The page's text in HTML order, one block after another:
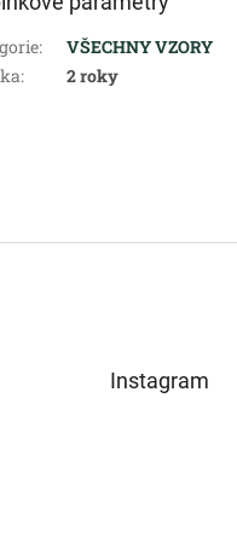
:
VŠECHNY VZORY
: 2 roky
Instagram